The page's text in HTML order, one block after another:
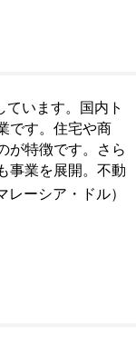
います。国内ト
です。住宅や商
が特徴です。さら
事業を展開。不動
ーシア・ドル）